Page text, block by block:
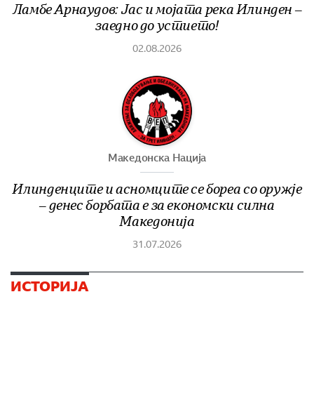
Ламбе Арнаудов: Јас и мојата река Илинден –
заедно до устието!
02.08.2026
Македонска Нација
Илинденците и асномците се бореа со оружје
– денес борбата е за економски силна
Македонија
31.07.2026
ИСТОРИЈА